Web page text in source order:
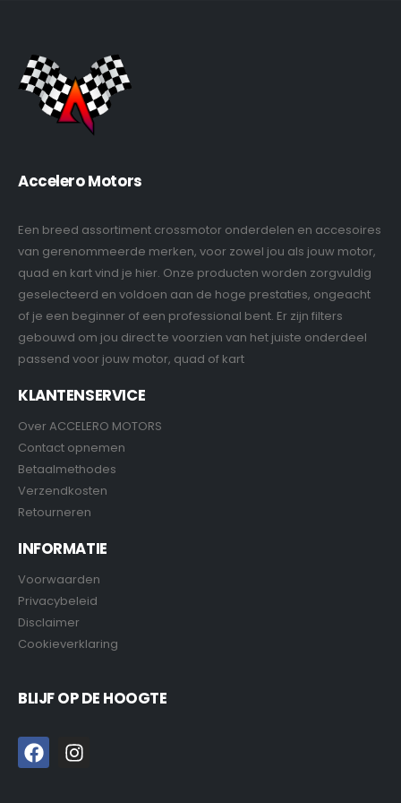
Accelero Motors
Een breed assortiment crossmotor onderdelen en accesoires
van gerenommeerde merken, voor zowel jou als jouw motor,
quad en kart vind je hier. Onze producten worden zorgvuldig
geselecteerd en voldoen aan de hoge prestaties, ongeacht
of je een beginner of een professional bent. Er zijn filters
gebouwd om jou direct te voorzien van het juiste onderdeel
passend voor jouw motor, quad of kart
KLANTENSERVICE
Over ACCELERO MOTORS
Contact opnemen
Betaalmethodes
Verzendkosten
Retourneren
INFORMATIE
Voorwaarden
Privacybeleid
Disclaimer
Cookieverklaring
BLIJF OP DE HOOGTE